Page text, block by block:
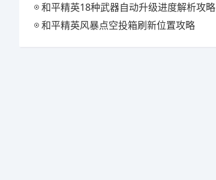
和平精英18种武器自动升级进度解析攻略
和平精英风暴点空投箱刷新位置攻略